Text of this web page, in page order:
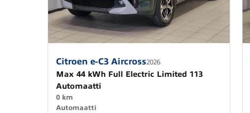
Citroen e-C3 Aircross2026
Max 44 kWh Full Electric Limited 113
Automaatti
0 km
Automaatti